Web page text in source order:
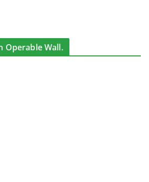
Operable Wall.